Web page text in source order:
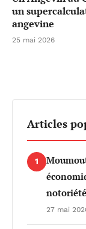
un
angevine
25 mai 2026
Articles
1
27 mai